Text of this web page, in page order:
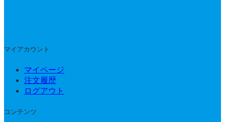
マイアカウント
マイページ
注文履歴
ログアウト
コンテンツ